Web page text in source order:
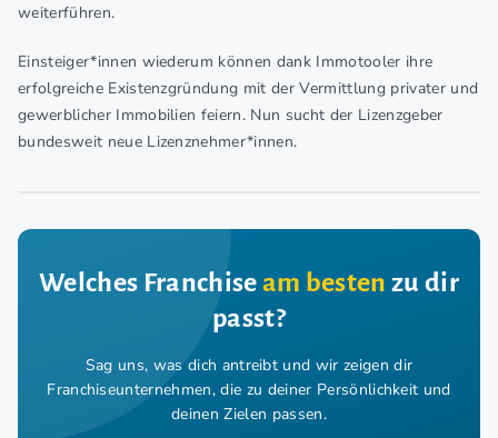
weiterführen.
Einsteiger*innen wiederum können dank Immotooler ihre
erfolgreiche Existenzgründung mit der Vermittlung privater und
gewerblicher Immobilien feiern. Nun sucht der Lizenzgeber
bundesweit neue Lizenznehmer*innen.
Welches Franchiseam besten zu dir
passt?
Sag uns, was dich antreibt und wir zeigen dir
Franchiseunternehmen, die zu deiner Persönlichkeit und
deinen Zielen passen.